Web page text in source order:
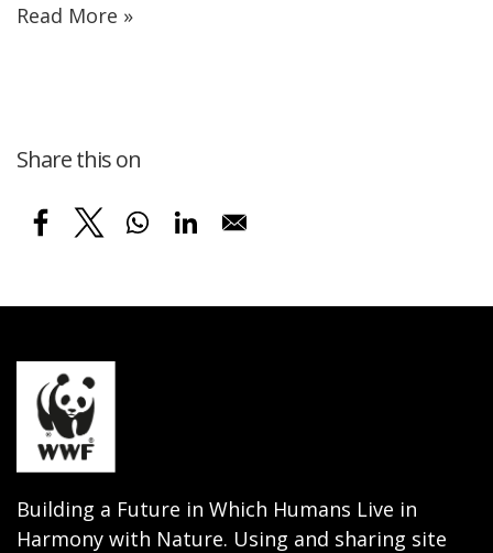
Read More »
Share this on
Building a Future in Which Humans Live in
Harmony with Nature. Using and sharing site